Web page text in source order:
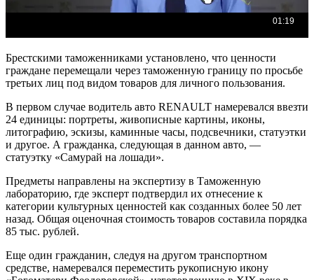
Брестскими таможенниками установлено, что ценности
граждане перемещали через таможенную границу по просьбе
третьих лиц под видом товаров для личного пользования.
В первом случае водитель авто RENAULT намеревался ввезти
24 единицы: портреты, живописные картины, иконы,
литографию, эскизы, каминные часы, подсвечники, статуэтки
и другое. А гражданка, следующая в данном авто, —
статуэтку «Самурай на лошади».
Предметы направлены на экспертизу в Таможенную
лабораторию, где эксперт подтвердил их отнесение к
категории культурных ценностей как созданных более 50 лет
назад. Общая оценочная стоимость товаров составила порядка
85 тыс. рублей.
Еще один гражданин, следуя на другом транспортном
средстве, намеревался переместить рукописную икону